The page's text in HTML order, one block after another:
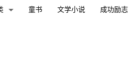
童书 文学小说 成功励志